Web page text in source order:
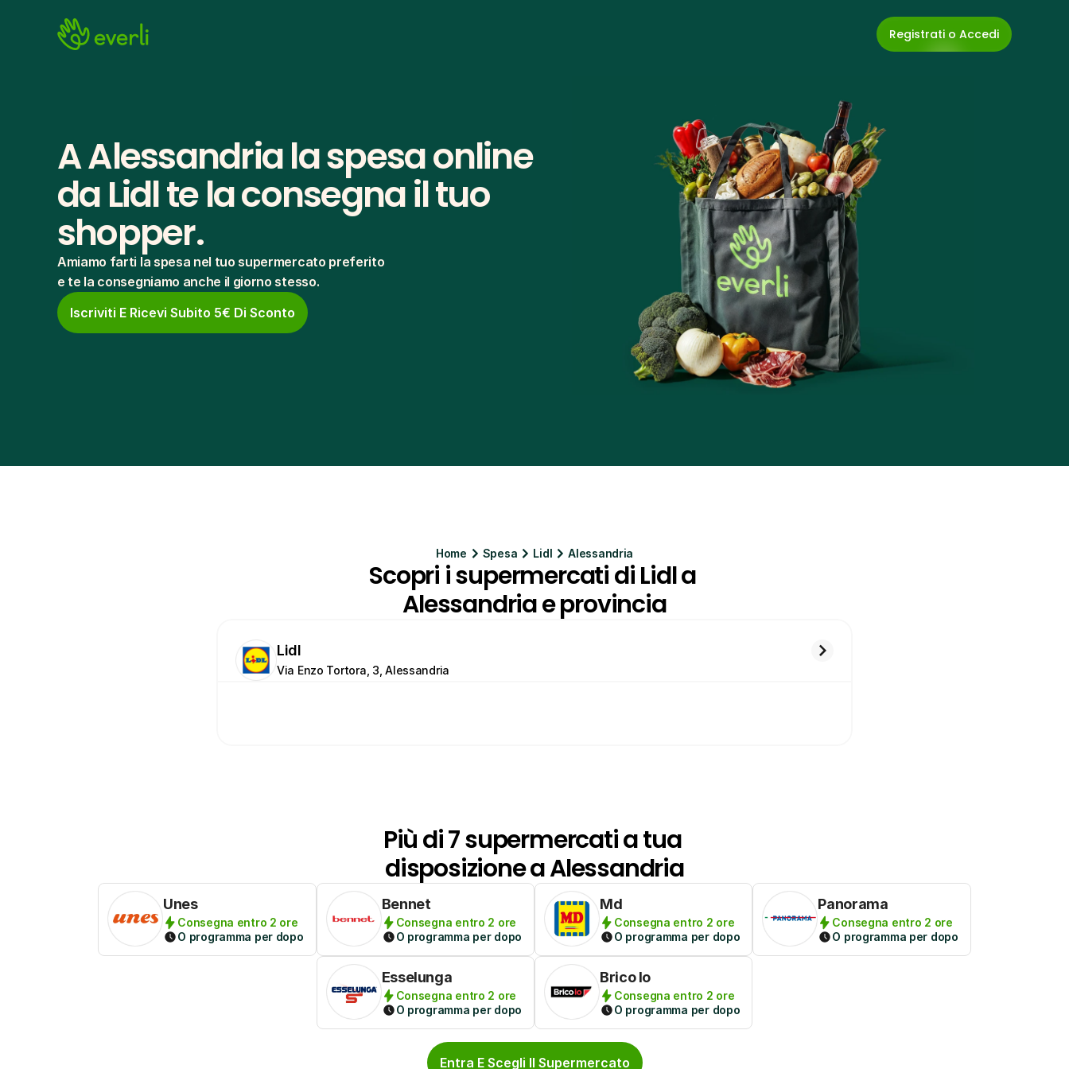
Registrati o Accedi
A Alessandria la spesa online
da Lidl te la consegna il tuo
shopper.
Amiamo farti la spesa nel tuo supermercato preferito
e te la consegniamo anche il giorno stesso.
Iscriviti E Ricevi Subito 5€ Di Sconto
Home Spesa Lidl Alessandria
Scopri i supermercati di Lidl a
Alessandria e provincia
Lidl
Via Enzo Tortora, 3, Alessandria
Più di 7 supermercati a tua
disposizione a Alessandria
Unes
Consegna entro 2 ore
O programma per dopo
Bennet
Consegna entro 2 ore
O programma per dopo
Md
Consegna entro 2 ore
O programma per dopo
Panorama
Consegna entro 2 ore
O programma per dopo
Esselunga
Consegna entro 2 ore
O programma per dopo
Brico Io
Consegna entro 2 ore
O programma per dopo
Entra E Scegli Il Supermercato